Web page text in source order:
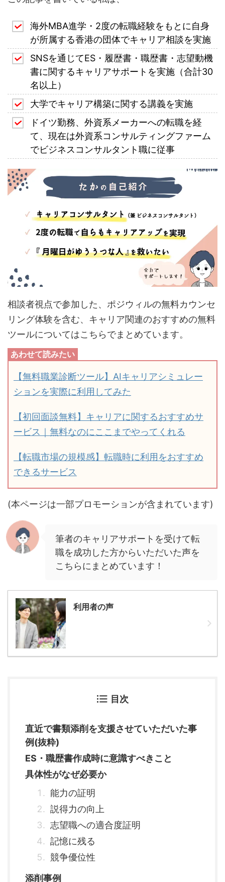
海外MBA進学・2度の転職経験をもとに自身
が所属する香港の団体でキャリア相談を実施
SNSを通じてES・履歴書・職歴書・志望動機
書に関するキャリアサポートを実施（合計30
名以上）
大学でキャリア構築に関する講義を実施
ドイツ勤務、外資系メーカーへの転職を経
て、現在は外資系コンサルティングファーム
でビジネスコンサルタント職に従事
相談者視点で参加した、ポジウィルの無料カウンセ
リング体験を含む、キャリア関連のおすすめの無料
ツールについてはこちらでまとめています。
【無料職業診断ツール】AIキャリアシミュレー
ションを実際に利用してみた
【初回面談無料】キャリアに関するおすすめサ
ービス｜無料なのにここまでやってくれる
【転職市場の規模感】転職時に利用をおすすめ
できるサービス
(本ページは一部プロモーションが含まれています)
筆者のキャリアサポートを受けて転
職を成功した方からいただいた声を
こちらにまとめています！
利用者の声
目次
直近で書類添削を支援させていただいた事
例(抜粋)
ES・職歴書作成時に意識すべきこと
具体性がなぜ必要か
能力の証明
説得力の向上
志望職への適合度証明
記憶に残る
競争優位性
添削事例